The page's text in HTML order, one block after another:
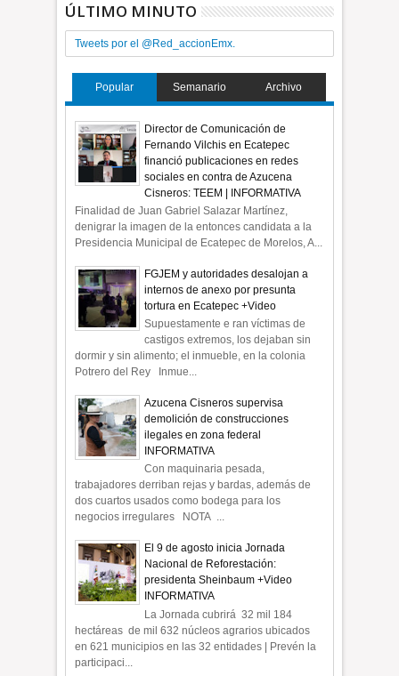
ÚLTIMO MINUTO
Tweets por el @Red_accionEmx.
Popular Semanario Archivo
Director de Comunicación de
Fernando Vilchis en Ecatepec
financió publicaciones en redes
sociales en contra de Azucena
Cisneros: TEEM | INFORMATIVA
Finalidad de Juan Gabriel Salazar Martínez,
denigrar la imagen de la entonces candidata a la
Presidencia Municipal de Ecatepec de Morelos, A...
FGJEM y autoridades desalojan a
internos de anexo por presunta
tortura en Ecatepec +Video
Supuestamente e ran víctimas de
castigos extremos, los dejaban sin
dormir y sin alimento; el inmueble, en la colonia
Potrero del Rey Inmue...
Azucena Cisneros supervisa
demolición de construcciones
ilegales en zona federal
INFORMATIVA
Con maquinaria pesada,
trabajadores derriban rejas y bardas, además de
dos cuartos usados como bodega para los
negocios irregulares NOTA ...
El 9 de agosto inicia Jornada
Nacional de Reforestación:
presidenta Sheinbaum +Video
INFORMATIVA
La Jornada cubrirá 32 mil 184
hectáreas de mil 632 núcleos agrarios ubicados
en 621 municipios en las 32 entidades | Prevén la
participaci...